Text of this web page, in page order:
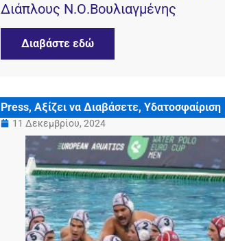
Διάπλους Ν.Ο.Βουλιαγμένης
Διαβάστε εδώ
Press,Αξίζει να Διαβάσετε,Υδατοσφαίριση
11 Δεκεμβρίου, 2024